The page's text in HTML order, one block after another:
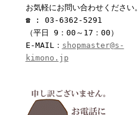
お気軽にお問い合わせください。
☎ : 03-6362-5291
（平日 9：00～17：00）
E-MAIL： shopmaster@s-
kimono.jp